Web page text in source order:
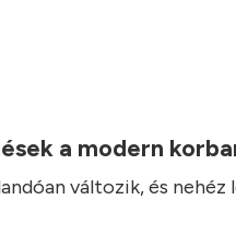
a modern
változik, és